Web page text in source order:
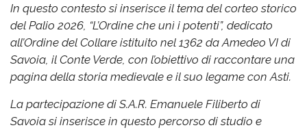
In questo contesto si inserisce il tema del corteo storico
del Palio 2026, “L’Ordine che unì i potenti”, dedicato
all’Ordine del Collare istituito nel 1362 da Amedeo VI di
Savoia, il Conte Verde, con l’obiettivo di raccontare una
pagina della storia medievale e il suo legame con Asti.
La partecipazione di S.A.R. Emanuele Filiberto di
Savoia si inserisce in questo percorso di studio e